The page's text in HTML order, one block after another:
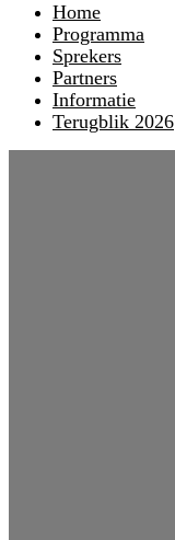
Home
Programma
Sprekers
Partners
Informatie
Terugblik 2026